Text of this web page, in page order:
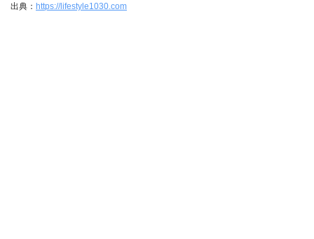
出典： https://lifestyle1030.com